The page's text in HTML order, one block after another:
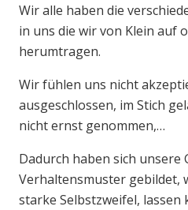
Wir alle haben die
in uns die wir von Klein auf
herumtragen.
Wir fühlen uns nicht
ausgeschlossen, im Stich
nicht ernst genommen,…
Dadurch haben sich unsere
Verhaltensmuster gebildet,
starke Selbstzweifel, lassen